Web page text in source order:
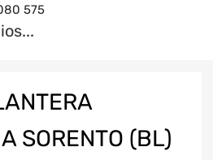
575
SORENTO (BL)